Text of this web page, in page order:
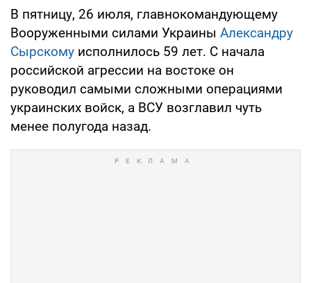
В пятницу, 26 июля, главнокомандующему
Вооруженными силами Украины Александру
Сырскому исполнилось 59 лет. С начала
российской агрессии на востоке он
руководил самыми сложными операциями
украинских войск, а ВСУ возглавил чуть
менее полугода назад.